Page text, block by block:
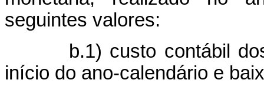
seguintes valores:
b.1) custo contábil dos
início do ano-calendário e